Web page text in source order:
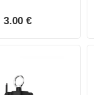
3.00 €